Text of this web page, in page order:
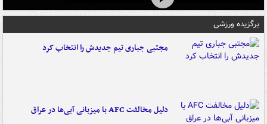
برگزیده ورزشی
مجتبی جباری تیم جدیدش را انتخاب کرد
دلیل مخالفت AFC با میزبانی آبی‌ها در عراق